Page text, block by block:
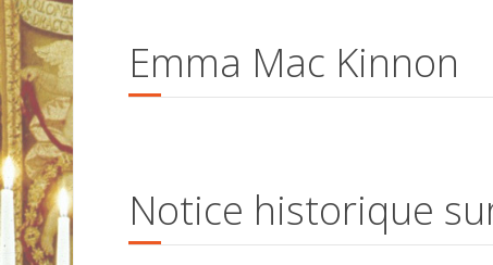
Emma Mac Kinnon
Notice historique